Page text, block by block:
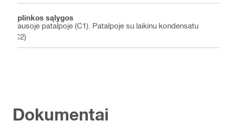
Aplinkos sąlygos
Sausoje patalpoje (C1). Patalpoje su laikinu kondensatu
(C2)
Dokumentai